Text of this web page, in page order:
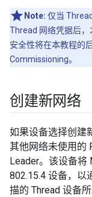
Note: 仅当
Thread 网络凭据后，
安全性将在本教程的
Commissioning。
创建新网络
如果设备选择创建
其他网络未使用的
Leader。该设备
802.15.4 设备，以
描的 Thread 设备